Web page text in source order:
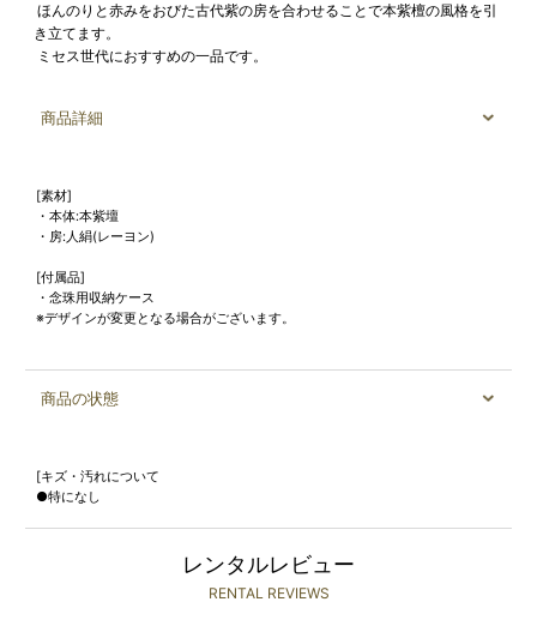
ほんのりと赤みをおびた古代紫の房を合わせることで本紫檀の風格を引
き立てます。
ミセス世代におすすめの一品です。
商品詳細
[素材]
・本体:本紫壇
・房:人絹(レーヨン)
[付属品]
・念珠用収納ケース
※デザインが変更となる場合がございます。
商品の状態
[キズ・汚れについて
●特になし
レンタルレビュー
RENTAL REVIEWS